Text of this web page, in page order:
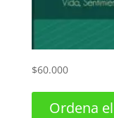
Una extraña
$60.000
Ordena